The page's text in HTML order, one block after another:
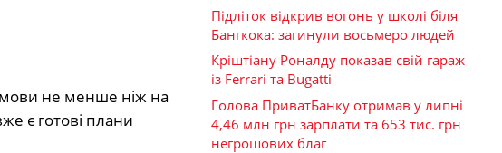
мови не менше ніж на
є готові плани
Підліток відкрив вогонь у школі біля
Бангкока: загинули восьмеро людей
Кріштіану Роналду показав свій гараж
із Ferrari та Bugatti
Голова ПриватБанку отримав у липні
4,46 млн грн зарплати та 653 тис. грн
негрошових благ